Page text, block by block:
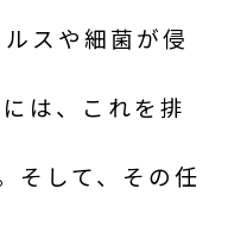
スや細菌が侵
は、これを排
そして、その任